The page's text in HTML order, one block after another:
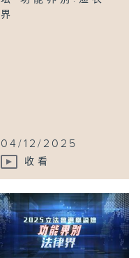
界
04/12/2025
收看